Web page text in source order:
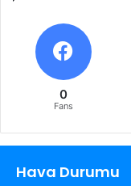
0
Fans
Hava Durumu